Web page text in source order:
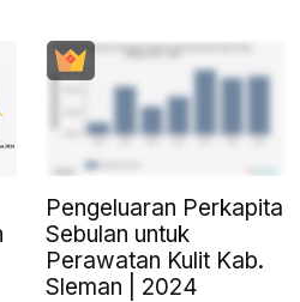
Pengeluaran Perkapita
Sebulan untuk
Perawatan Kulit Kab.
Sleman | 2024